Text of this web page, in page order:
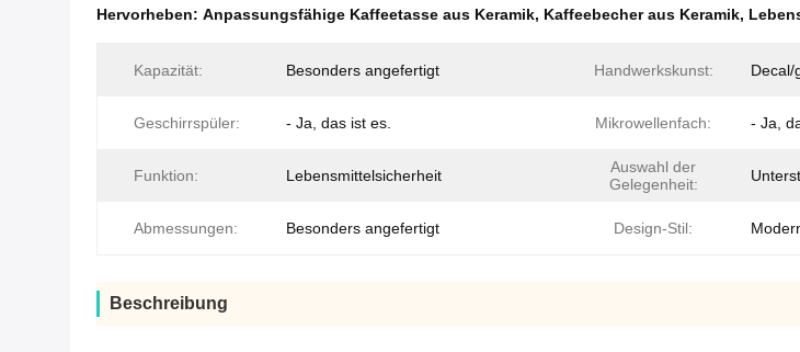
Hervorheben: Anpassungsfähige Kaffeetasse aus Keramik, Kaffeebecher aus Keramik,
Kapazität: Besonders angefertigt Handwerkskunst: Decal/
Geschirrspüler: - Ja, das ist es. Mikrowellenfach: - Ja,
Funktion: Lebensmittelsicherheit
Auswahl der
Gelegenheit:
Abmessungen: Besonders angefertigt Design-Stil:
Beschreibung